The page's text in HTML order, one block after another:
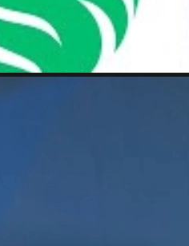
tarafından
Strike, kariyer ve CS2 cs
BetBoom'un mucize
ilgili detaylı Türkçe